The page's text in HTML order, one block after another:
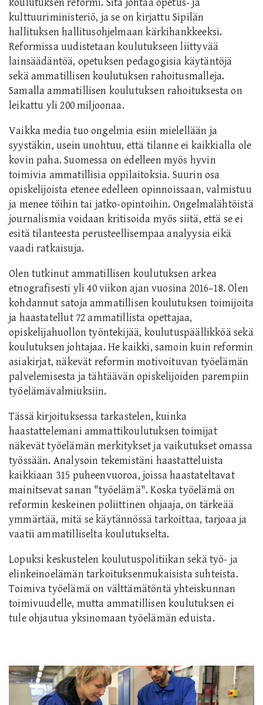
koulutuksen reformi. Sitä johtaa opetus- ja
kulttuuriministeriö, ja se on kirjattu Sipilän
hallituksen hallitusohjelmaan kärkihankkeeksi.
Reformissa uudistetaan koulutukseen liittyvää
lainsäädäntöä, opetuksen pedagogisia käytäntöjä
sekä ammatillisen koulutuksen rahoitusmalleja.
Samalla ammatillisen koulutuksen rahoituksesta on
leikattu yli 200 miljoonaa.
Vaikka media tuo ongelmia esiin mielellään ja
syystäkin, usein unohtuu, että tilanne ei kaikkialla ole
kovin paha. Suomessa on edelleen myös hyvin
toimivia ammatillisia oppilaitoksia. Suurin osa
opiskelijoista etenee edelleen opinnoissaan, valmistuu
ja menee töihin tai jatko-opintoihin. Ongelmalähtöistä
journalismia voidaan kritisoida myös siitä, että se ei
esitä tilanteesta perusteellisempaa analyysia eikä
vaadi ratkaisuja.
Olen tutkinut ammatillisen koulutuksen arkea
etnografisesti yli 40 viikon ajan vuosina 2016–18. Olen
kohdannut satoja ammatillisen koulutuksen toimijoita
ja haastatellut 72 ammatillista opettajaa,
opiskelijahuollon työntekijää, koulutuspäällikköä sekä
koulutuksen johtajaa. He kaikki, samoin kuin reformin
asiakirjat, näkevät reformin motivoituvan työelämän
palvelemisesta ja tähtäävän opiskelijoiden parempiin
työelämävalmiuksiin.
Tässä kirjoituksessa tarkastelen, kuinka
haastattelemani ammattikoulutuksen toimijat
näkevät työelämän merkitykset ja vaikutukset omassa
työssään. Analysoin tekemistäni haastatteluista
kaikkiaan 315 puheenvuoroa, joissa haastateltavat
mainitsevat sanan "työelämä". Koska työelämä on
reformin keskeinen poliittinen ohjaaja, on tärkeää
ymmärtää, mitä se käytännössä tarkoittaa, tarjoaa ja
vaatii ammatilliselta koulutukselta.
Lopuksi keskustelen koulutuspolitiikan sekä työ- ja
elinkeinoelämän tarkoituksenmukaisista suhteista.
Toimiva työelämä on välttämätöntä yhteiskunnan
toimivuudelle, mutta ammatillisen koulutuksen ei
tule ohjautua yksinomaan työelämän eduista.